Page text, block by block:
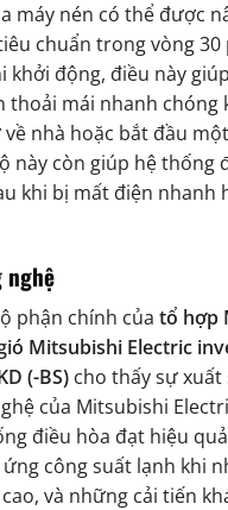
máy nén có thể được
chuẩn trong vòng 30
khởi động, điều này
thoải mái nhanh chóng
nhà hoặc bắt đầu
này còn giúp hệ thống
khi bị mất điện nhanh
nghệ
phận chính của tổ hợp
Mitsubishi Electric
(-BS) cho thấy sự xuất
của Mitsubishi
điều hòa đạt hiệu
công suất lạnh khi
và những cải tiến